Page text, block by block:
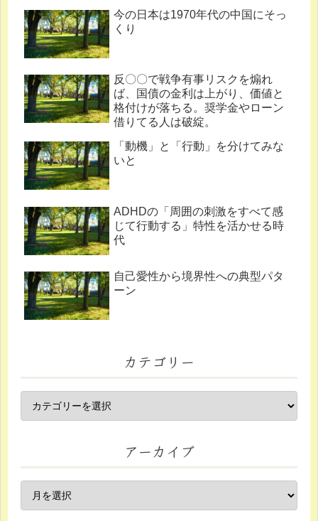
今の日本は1970年代の中国にそっ
くり
反〇〇で戦争有事リスクを煽れ
ば、国債の金利は上がり、価値と
格付けが落ちる。奨学金やローン
借りてる人は破綻。
「動機」と「行動」を分けてみな
いと
ADHDの「周囲の刺激をすべて感
じて行動する」特性を活かせる時
代
自己愛性から境界性への典型パタ
ーン
カテゴリー
アーカイブ